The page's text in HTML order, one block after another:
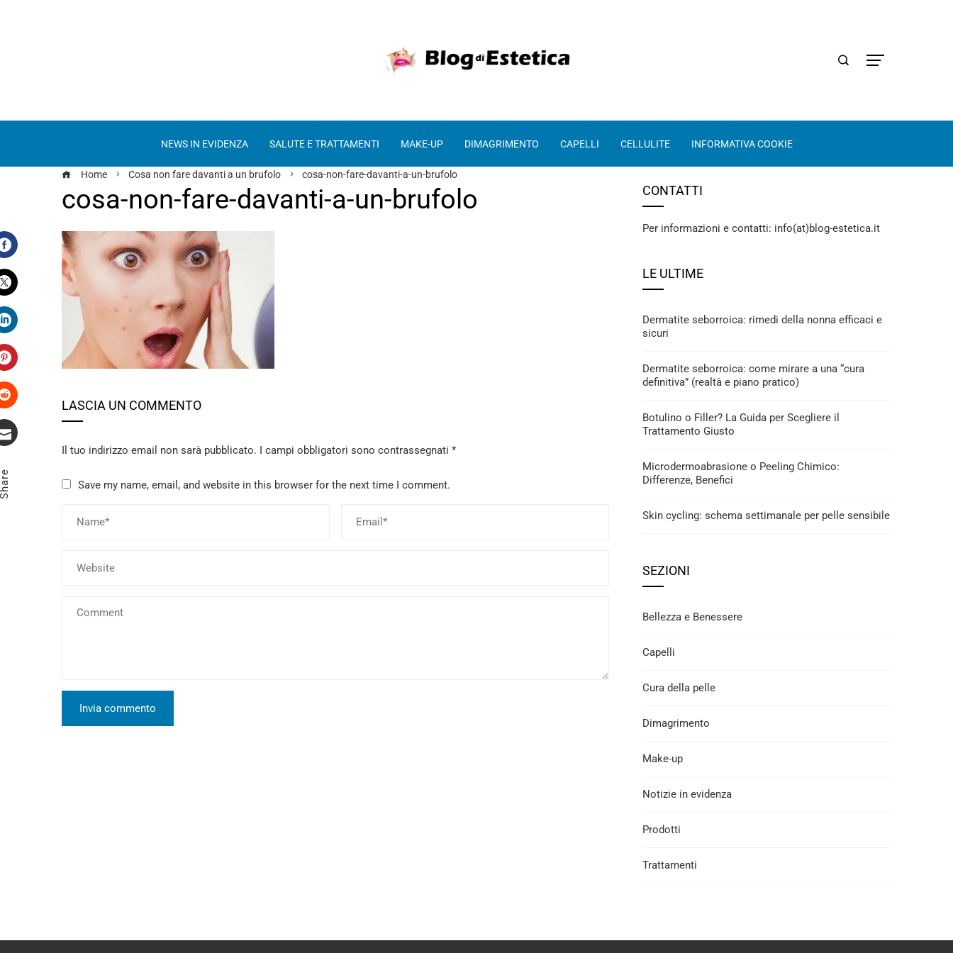
NEWS IN EVIDENZA SALUTE E TRATTAMENTI MAKE-UP DIMAGRIMENTO CAPELLI CELLULITE INFORMATIVA COOKIE
Home Cosa non fare davanti a un brufolo cosa-non-fare-davanti-a-un-brufolo
cosa-non-fare-davanti-a-un-brufolo
Facebook
Twitter
LinkedIn
Pinterest
Stumbleupon
LASCIA UN COMMENTO
Il tuo indirizzo email non sarà pubblicato. I campi obbligatori sono contrassegnati *
Save my name, email, and website in this browser for the next time I comment.
CONTATTI
Per informazioni e contatti: info(at)blog-estetica.it
LE ULTIME
Dermatite seborroica: rimedi della nonna efficaci e
sicuri
Dermatite seborroica: come mirare a una “cura
definitiva” (realtà e piano pratico)
Botulino o Filler? La Guida per Scegliere il
Trattamento Giusto
Microdermoabrasione o Peeling Chimico:
Differenze, Benefici
Skin cycling: schema settimanale per pelle sensibile
SEZIONI
Bellezza e Benessere
Capelli
Cura della pelle
Dimagrimento
Make-up
Notizie in evidenza
Prodotti
Trattamenti